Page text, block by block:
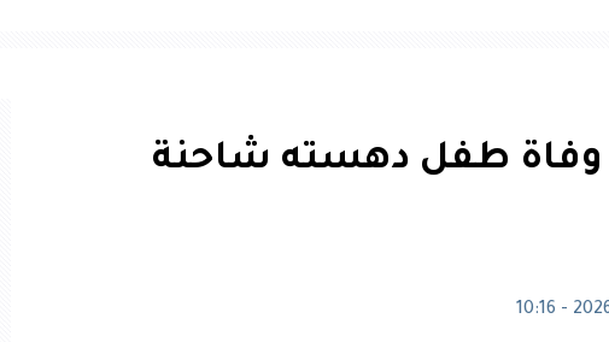
طفل دهسته شاحنة